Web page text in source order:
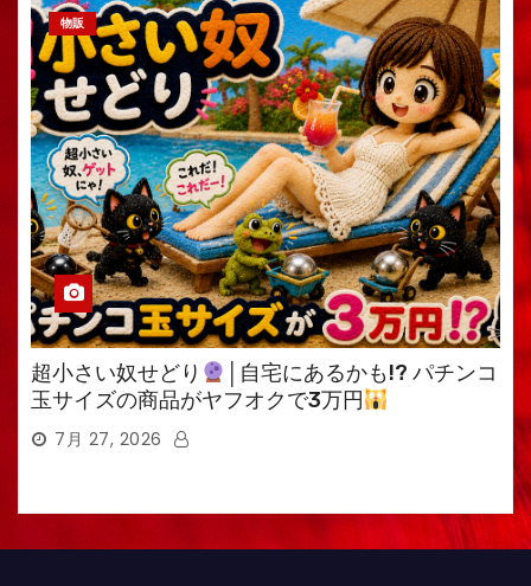
物販
超小さい奴せどり
│自宅にあるかも!? パチンコ
玉サイズの商品がヤフオクで3万円
7月 27, 2026